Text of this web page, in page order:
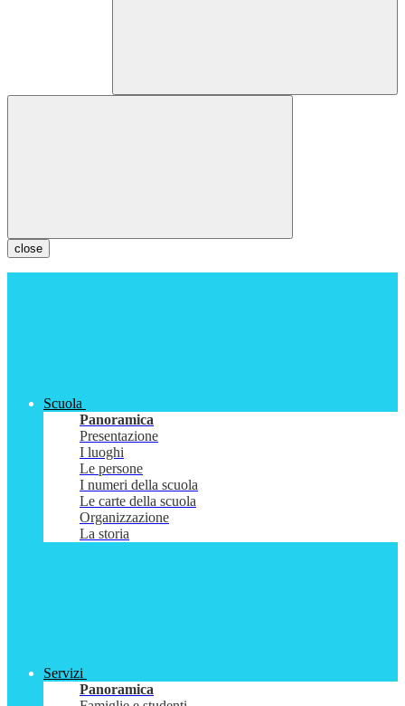
close
Scuola
Panoramica
Presentazione
I luoghi
Le persone
I numeri della scuola
Le carte della scuola
Organizzazione
La storia
Servizi
Panoramica